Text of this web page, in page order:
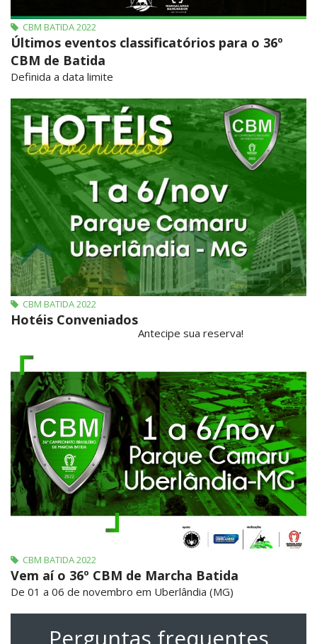
CBM BATIDA 2022
Últimos eventos classificatórios para o 36º
CBM de Batida
Definida a data limite
CBM BATIDA 2022
Hotéis Conveniados
Antecipe sua reserva!
CBM BATIDA 2022
Vem aí o 36º CBM de Marcha Batida
De 01 a 06 de novembro em Uberlândia (MG)
Perguntas frequentes